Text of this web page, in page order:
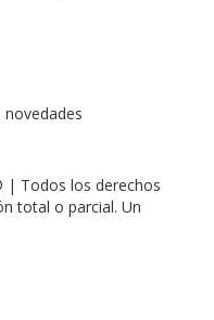
novedades
| Todos los derechos
total o parcial. Un